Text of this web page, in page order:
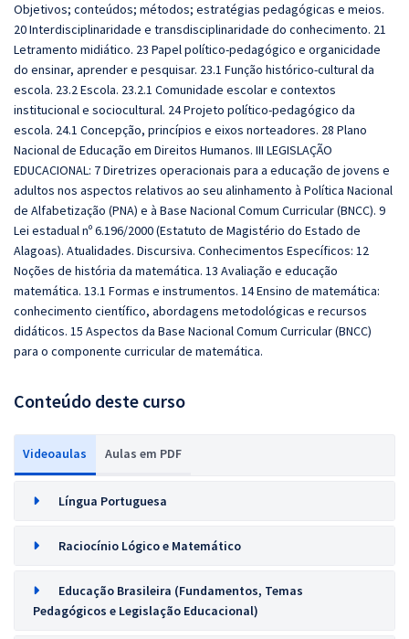
Objetivos; conteúdos; métodos; estratégias pedagógicas e meios.
20 Interdisciplinaridade e transdisciplinaridade do conhecimento. 21
Letramento midiático. 23 Papel político‐pedagógico e organicidade
do ensinar, aprender e pesquisar. 23.1 Função histórico‐cultural da
escola. 23.2 Escola. 23.2.1 Comunidade escolar e contextos
institucional e sociocultural. 24 Projeto político‐pedagógico da
escola. 24.1 Concepção, princípios e eixos norteadores. 28 Plano
Nacional de Educação em Direitos Humanos. III LEGISLAÇÃO
EDUCACIONAL: 7 Diretrizes operacionais para a educação de jovens e
adultos nos aspectos relativos ao seu alinhamento à Política Nacional
de Alfabetização (PNA) e à Base Nacional Comum Curricular (BNCC). 9
Lei estadual nº 6.196/2000 (Estatuto de Magistério do Estado de
Alagoas). Atualidades. Discursiva. Conhecimentos Específicos: 12
Noções de história da matemática. 13 Avaliação e educação
matemática. 13.1 Formas e instrumentos. 14 Ensino de matemática:
conhecimento científico, abordagens metodológicas e recursos
didáticos. 15 Aspectos da Base Nacional Comum Curricular (BNCC)
para o componente curricular de matemática.
Conteúdo deste curso
Videoaulas Aulas em PDF
Língua Portuguesa
Raciocínio Lógico e Matemático
Educação Brasileira (Fundamentos, Temas
Pedagógicos e Legislação Educacional)